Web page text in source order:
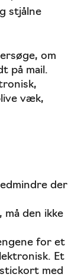
stjålne
om
på mail.
væk,
der
den ikke
for et
Et
med